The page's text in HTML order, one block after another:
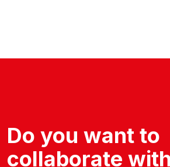
Do you want to
collaborate